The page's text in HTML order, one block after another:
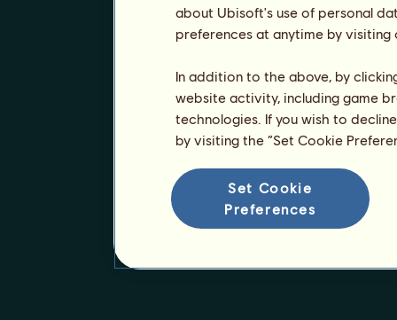
about Ubisoft's use of personal
preferences at anytime by
In addition to the above, by
website activity, including game
technologies. If you wish to
by visiting the “Set Cookie
Set Cookie
Preferences